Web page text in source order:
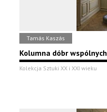
Tamás Kaszás
Kolumna dóbr wspólnych
Kolekcja Sztuki XX i XXI wieku